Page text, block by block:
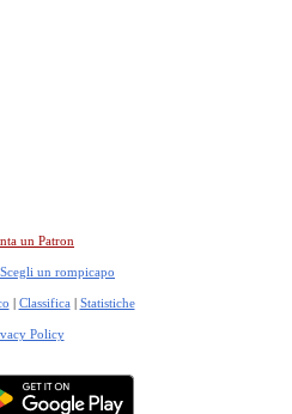
un Patron
Scegli un rompicapo
| Classifica | Statistiche
Policy